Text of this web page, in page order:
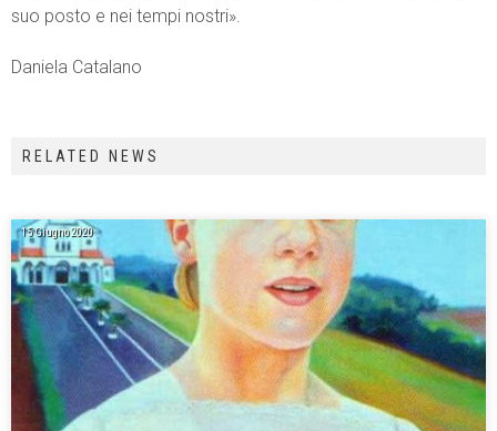
suo posto e nei tempi nostri».
Daniela Catalano
RELATED NEWS
15 Giugno 2020